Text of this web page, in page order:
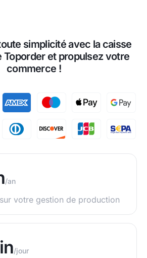
simplicité avec la caisse
Toporder et propulsez votre
commerce !
/an
votre gestion de production
/jour